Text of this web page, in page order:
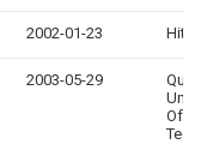
2002-01-23
2003-05-29
Of